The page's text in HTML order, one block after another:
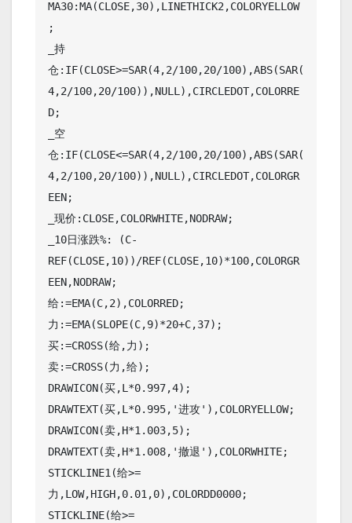
MA30:MA(CLOSE,30),LINETHICK2,COLORYELLOW
;
_持
仓:IF(CLOSE>=SAR(4,2/100,20/100),ABS(SAR(
4,2/100,20/100)),NULL),CIRCLEDOT,COLORRE
D;
_空
仓:IF(CLOSE<=SAR(4,2/100,20/100),ABS(SAR(
4,2/100,20/100)),NULL),CIRCLEDOT,COLORGR
EEN;
_现价:CLOSE,COLORWHITE,NODRAW;
_10日涨跌%: (C-
REF(CLOSE,10))/REF(CLOSE,10)*100,COLORGR
EEN,NODRAW;
给:=EMA(C,2),COLORRED;
力:=EMA(SLOPE(C,9)*20+C,37);
买:=CROSS(给,力);
卖:=CROSS(力,给);
DRAWICON(买,L*0.997,4);
DRAWTEXT(买,L*0.995,'进攻'),COLORYELLOW;
DRAWICON(卖,H*1.003,5);
DRAWTEXT(卖,H*1.008,'撤退'),COLORWHITE;
STICKLINE1(给>=
力,LOW,HIGH,0.01,0),COLORDD0000;
STICKLINE(给>=